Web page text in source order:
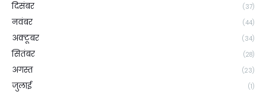
दिसंबर (37)
नवंबर (44)
अक्टूबर (34)
सितंबर (28)
अगस्त (23)
जुलाई (1)